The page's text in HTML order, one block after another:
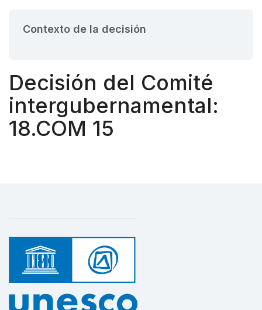
Contexto de la decisión
Decisión del Comité
intergubernamental:
18.COM 15